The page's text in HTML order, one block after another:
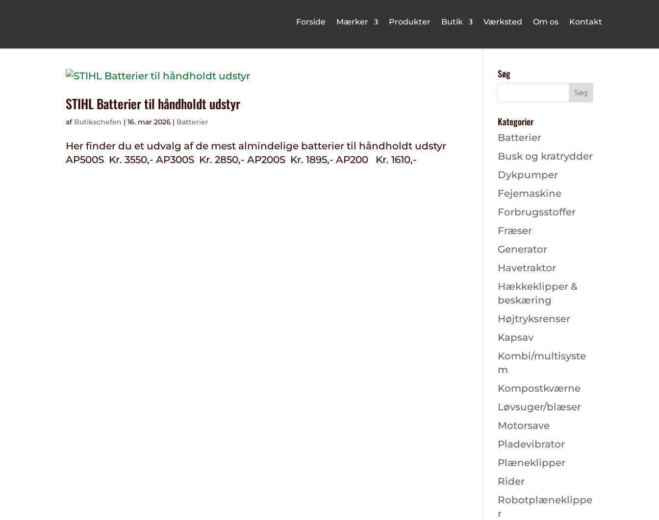
Forside Mærker Produkter Butik Værksted Om os Kontakt
STIHL Batterier til håndholdt udstyr
af Butikschefen |16. mar 2026 | Batterier
Her finder du et udvalg af de mest almindelige batterier til håndholdt udstyr
AP500S Kr. 3550,- AP300S Kr. 2850,- AP200S Kr. 1895,- AP200 Kr. 1610,-
Søg
Kategorier
Batterier
Busk og kratrydder
Dykpumper
Fejemaskine
Forbrugsstoffer
Fræser
Generator
Havetraktor
Hækkeklipper &
beskæring
Højtryksrenser
Kapsav
Kombi/multisyste
m
Kompostkværne
Løvsuger/blæser
Motorsave
Pladevibrator
Plæneklipper
Rider
Robotplæneklippe
r